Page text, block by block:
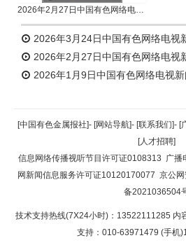
2026年2月27日中国有色网络电视新闻
2026年3月24日中国有色网络电视
2026年2月27日中国有色网络电视
2026年1月9日中国有色网络电视新
[中国有色金属报社]- [网站导航]- [联系我们]- [
[人才招聘]
信息网络传播视听节目许可证0108313 广播
网新闻信息服务许可证10120170077 京公
备2021036504
技术支持热线(7X24小时)：13522111285 内
支持：010-63971479 (手机